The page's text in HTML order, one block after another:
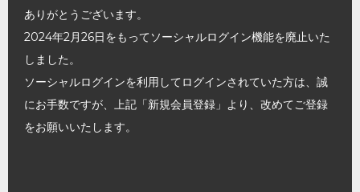
ありがとうございます。
2024年2月26日をもってソーシャルログイン機能を廃止いた
しました。
ソーシャルログインを利用してログインされていた方は、誠
にお手数ですが、上記「新規会員登録」より、改めてご登録
をお願いいたします。